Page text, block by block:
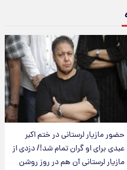
حضور مازیار لرستانی در ختم اکبر
عبدی برای او گران تمام شد!/ دزدی از
مازیار لرستانی آن هم در روز روشن